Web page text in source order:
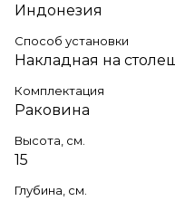
Индонезия
Способ установки
Накладная на
Комплектация
Раковина
Высота, см.
15
Глубина, см.